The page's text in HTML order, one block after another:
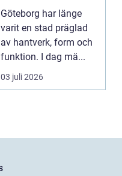
textila möjligheter
Göteborg har länge
varit en stad präglad
av hantverk, form och
funktion. I dag mä...
03 juli 2026